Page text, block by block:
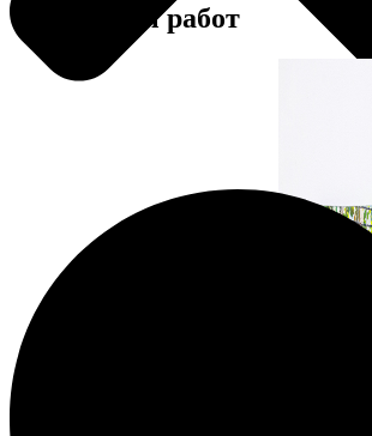
Примеры работ